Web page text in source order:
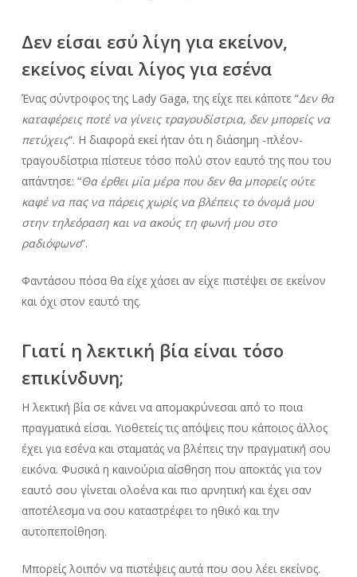
Δεν είσαι εσύ λίγη για εκείνον,
εκείνος είναι λίγος για εσένα
Ένας σύντροφος της Lady Gaga, της είχε πει κάποτε “Δεν θα
καταφέρεις ποτέ να γίνεις τραγουδίστρια, δεν μπορείς να
πετύχεις“. Η διαφορά εκεί ήταν ότι η διάσημη -πλέον-
τραγουδίστρια πίστευε τόσο πολύ στον εαυτό της που του
απάντησε: “Θα έρθει μία μέρα που δεν θα μπορείς ούτε
καφέ να πας να πάρεις χωρίς να βλέπεις το όνομά μου
στην τηλεόραση και να ακούς τη φωνή μου στο
ραδιόφωνο“.
Φαντάσου πόσα θα είχε χάσει αν είχε πιστέψει σε εκείνον
και όχι στον εαυτό της.
Γιατί η λεκτική βία είναι τόσο
επικίνδυνη;
Η λεκτική βία σε κάνει να απομακρύνεσαι από το ποια
πραγματικά είσαι. Υιοθετείς τις απόψεις που κάποιος άλλος
έχει για εσένα και σταματάς να βλέπεις την πραγματική σου
εικόνα. Φυσικά η καινούρια αίσθηση που αποκτάς για τον
εαυτό σου γίνεται ολοένα και πιο αρνητική και έχει σαν
αποτέλεσμα να σου καταστρέφει το ηθικό και την
αυτοπεποίθηση.
Μπορείς λοιπόν να πιστέψεις αυτά που σου λέει εκείνος.